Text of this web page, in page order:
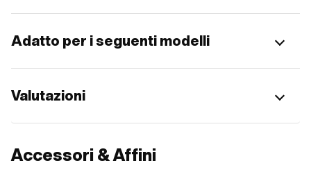
Adatto per i seguenti modelli
Valutazioni
Accessori & Affini